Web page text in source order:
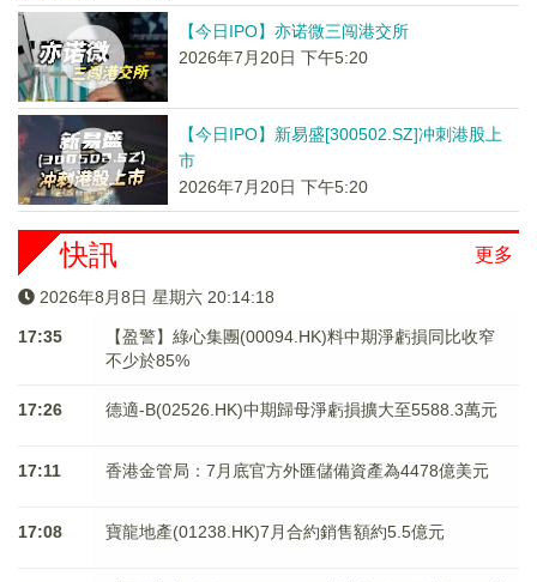
【今日IPO】亦诺微三闯港交所
2026年7月20日 下午5:20
【今日IPO】新易盛[300502.SZ]冲刺港股上
市
2026年7月20日 下午5:20
更多
快訊
2026年8月8日 星期六 20:14:18
17:35
【盈警】綠心集團(00094.HK)料中期淨虧損同比收窄
不少於85%
17:26 德適-B(02526.HK)中期歸母淨虧損擴大至5588.3萬元
17:11 香港金管局：7月底官方外匯儲備資產為4478億美元
17:08 寶龍地產(01238.HK)7月合約銷售額約5.5億元